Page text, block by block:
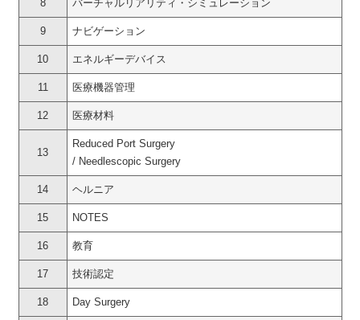
8 バーチャルリアリティ・シミュレーション
9 ナビゲーション
10 エネルギーデバイス
11 医療機器管理
12 医療材料
13
Reduced Port Surgery
/ Needlescopic Surgery
14 ヘルニア
15 NOTES
16 教育
17 技術認定
18 Day Surgery